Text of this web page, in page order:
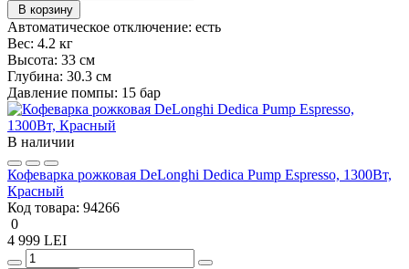
В корзину
Автоматическое отключение: есть
Вес: 4.2 кг
Высота: 33 см
Глубина: 30.3 см
Давление помпы: 15 бар
В наличии
Кофеварка рожковая DeLonghi Dedica Pump Espresso, 1300Вт,
Красный
Код товара: 94266
0
4 999 LEI